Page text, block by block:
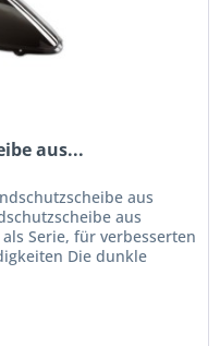
aus...
aus
aus
Serie, für verbesserten
Die dunkle